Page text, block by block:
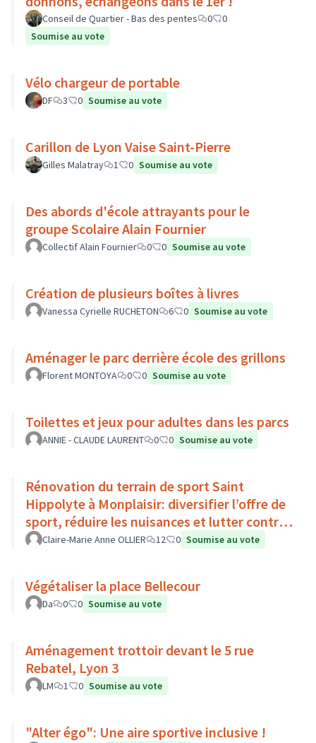
Conseil de Quartier - Bas des pentes 0
0
Soumise au vote
Vélo chargeur de portable
DF 3 0 Soumise au vote
Carillon de Lyon Vaise Saint-Pierre
Gilles Malatray 1 0 Soumise au vote
Des abords d'école attrayants pour le
groupe Scolaire Alain Fournier
Collectif Alain Fournier 0 0 Soumise au vote
Création de plusieurs boîtes à livres
Vanessa Cyrielle RUCHETON 6 0 Soumise au vote
Aménager le parc derrière école des grillons
Florent MONTOYA 0 0 Soumise au vote
Toilettes et jeux pour adultes dans les parcs
ANNIE - CLAUDE LAURENT 0 0 Soumise au vote
Rénovation du terrain de sport Saint
Hippolyte à Monplaisir: diversifier l’offre de
sport, réduire les nuisances et lutter contre
l’îlot de chaleur
Claire-Marie Anne OLLIER 12 0 Soumise au vote
Végétaliser la place Bellecour
Da 0 0 Soumise au vote
Aménagement trottoir devant le 5 rue
Rebatel, Lyon 3
LM 1 0 Soumise au vote
"Alter égo": Une aire sportive inclusive !